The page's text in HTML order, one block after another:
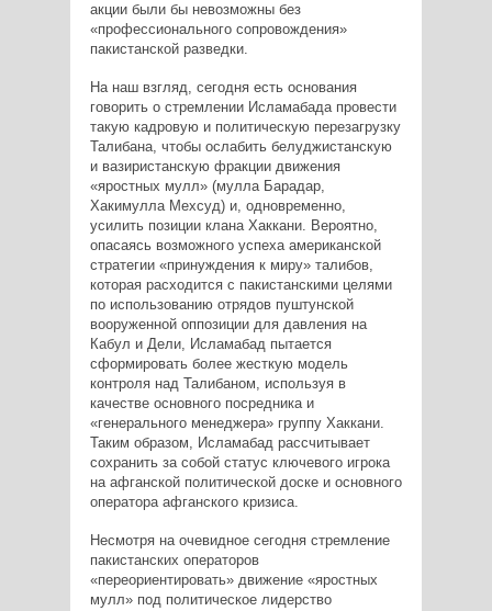
акции были бы невозможны без
«профессионального сопровождения»
пакистанской разведки.
На наш взгляд, сегодня есть основания
говорить о стремлении Исламабада провести
такую кадровую и политическую перезагрузку
Талибана, чтобы ослабить белуджистанскую
и вазиристанскую фракции движения
«яростных мулл» (мулла Барадар,
Хакимулла Мехсуд) и, одновременно,
усилить позиции клана Хаккани. Вероятно,
опасаясь возможного успеха американской
стратегии «принуждения к миру» талибов,
которая расходится с пакистанскими целями
по использованию отрядов пуштунской
вооруженной оппозиции для давления на
Кабул и Дели, Исламабад пытается
сформировать более жесткую модель
контроля над Талибаном, используя в
качестве основного посредника и
«генерального менеджера» группу Хаккани.
Таким образом, Исламабад рассчитывает
сохранить за собой статус ключевого игрока
на афганской политической доске и основного
оператора афганского кризиса.
Несмотря на очевидное сегодня стремление
пакистанских операторов
«переориентировать» движение «яростных
мулл» под политическое лидерство